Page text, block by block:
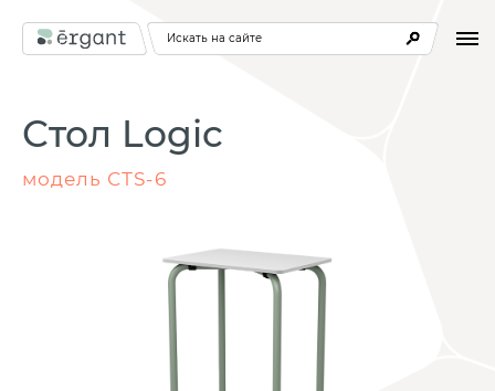
Искать на сайте
Стол Logic
модель СТS-6